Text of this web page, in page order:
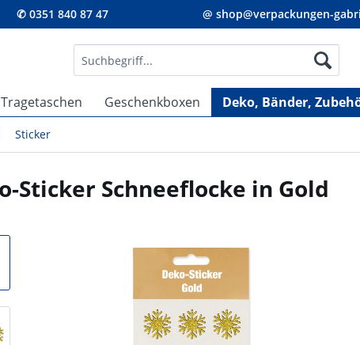
✆ 0351 840 87 47 @ shop@verpackungen-
Tragetaschen Geschenkboxen Deko, Bänder,
Sticker
Sticker Schneeflocke in Gold